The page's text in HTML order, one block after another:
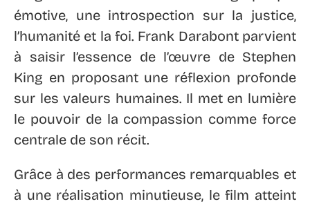
émotive, une introspection sur la justice,
l’humanité et la foi. Frank Darabont parvient
à saisir l’essence de l’œuvre de Stephen
King en proposant une réflexion profonde
sur les valeurs humaines. Il met en lumière
le pouvoir de la compassion comme force
centrale de son récit.
Grâce à des performances remarquables et
à une réalisation minutieuse, le film atteint